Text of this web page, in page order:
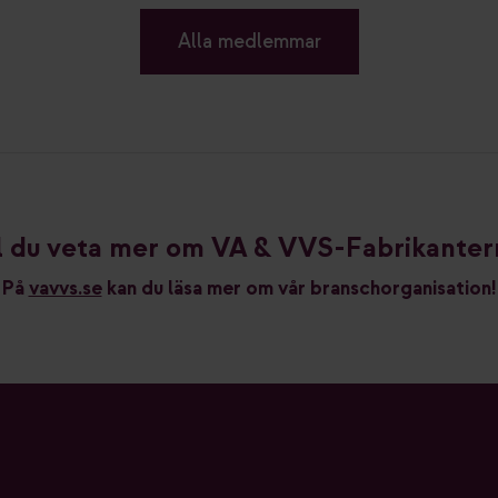
Alla medlemmar
veta mer om VA & VVS-
På vavvs.sekan du läsa mer om vår branschorganisation!